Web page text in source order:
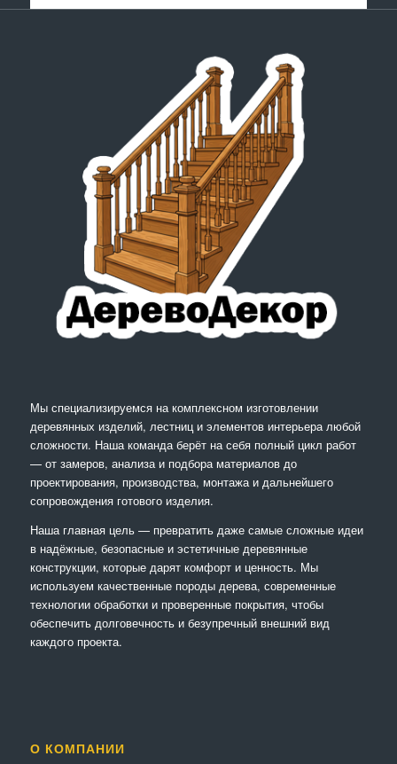
Мы специализируемся на комплексном изготовлении
деревянных изделий, лестниц и элементов интерьера любой
сложности. Наша команда берёт на себя полный цикл работ
— от замеров, анализа и подбора материалов до
проектирования, производства, монтажа и дальнейшего
сопровождения готового изделия.
Наша главная цель — превратить даже самые сложные идеи
в надёжные, безопасные и эстетичные деревянные
конструкции, которые дарят комфорт и ценность. Мы
используем качественные породы дерева, современные
технологии обработки и проверенные покрытия, чтобы
обеспечить долговечность и безупречный внешний вид
каждого проекта.
О КОМПАНИИ